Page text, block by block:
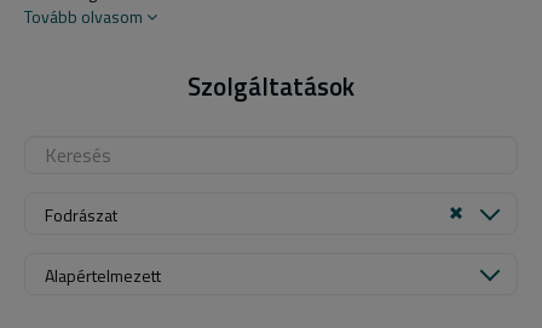
Tovább olvasom
Szolgáltatások
Fodrászat
Alapértelmezett